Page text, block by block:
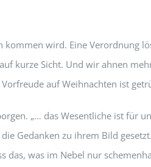
wird. Eine Verordnung
kurze Sicht. Und wir ahnen
auf Weihnachten ist
„… das Wesentliche ist für
Gedanken zu ihrem Bild
was im Nebel nur